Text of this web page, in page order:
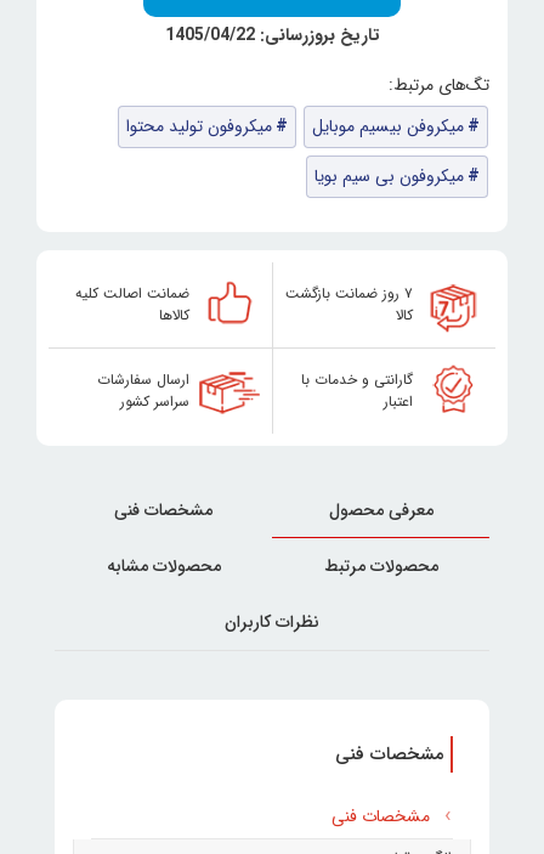
تاریخ بروزرسانی: 1405/04/22
میکروفن بیسیم موبایل
میکروفون تولید محتوا
میکروفون بی سیم بویا
۷ روز ضمانت بازگشت
کالا
ضمانت اصالت کلیه
کالاها
گارانتی و خدمات با
اعتبار
ارسال سفارشات
سراسر کشور
معرفی محصول مشخصات فنی
محصولات مرتبط محصولات مشابه
نظرات کاربران
مشخصات فنی
مشخصات فنی